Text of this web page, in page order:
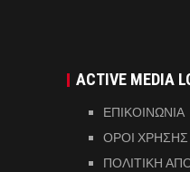
ACTIVE MEDIA
ΕΠΙΚΟΙΝΩΝΙΑ
ΟΡΟΙ ΧΡΗΣΗΣ
ΠΟΛΙΤΙΚΗ